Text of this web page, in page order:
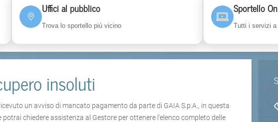
Uffici al pubblico
Trova lo sportello più vicino
Sportello
Tutti i servizi
insoluti
un avviso di mancato pagamento da parte di GAIA S.p.A., in questa
potrai chiedere assistenza al Gestore per ottenere l'elenco completo delle